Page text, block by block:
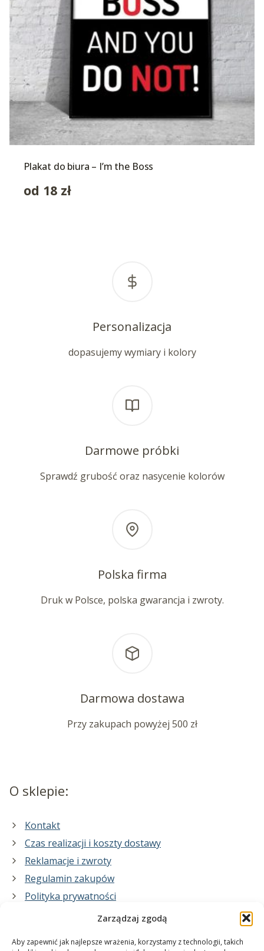
Zarządzaj zgodą
Aby zapewnić jak najlepsze wrażenia, korzystamy z technologii, takich
Plakat do biura – I’m the Boss
od 18 zł
Personalizacja
dopasujemy wymiary i kolory
Darmowe próbki
Sprawdź grubość oraz nasycenie kolorów
Polska firma
Druk w Polsce, polska gwarancja i zwroty.
Darmowa dostawa
Przy zakupach powyżej 500 zł
O sklepie:
Kontakt
Czas realizacji i koszty dostawy
Reklamacje i zwroty
Regulamin zakupów
Polityka prywatności
Co zrobimy dla Ciebie: